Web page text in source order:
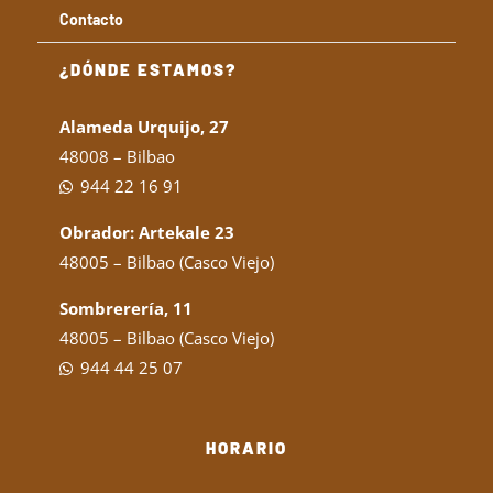
Contacto
¿DÓNDE ESTAMOS?
Alameda Urquijo, 27
48008 – Bilbao
944 22 16 91
Obrador: Artekale 23
48005 – Bilbao (Casco Viejo)
Sombrerería, 11
48005 – Bilbao (Casco Viejo)
944 44 25 07
HORARIO